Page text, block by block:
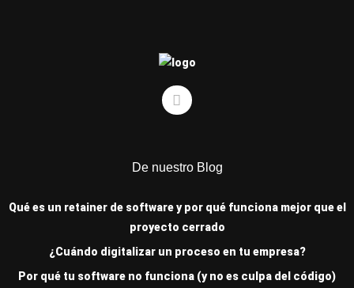
De nuestro Blog
Qué es un retainer de software y por qué funciona mejor que el
proyecto cerrado
¿Cuándo digitalizar un proceso en tu empresa?
Por qué tu software no funciona (y no es culpa del código)